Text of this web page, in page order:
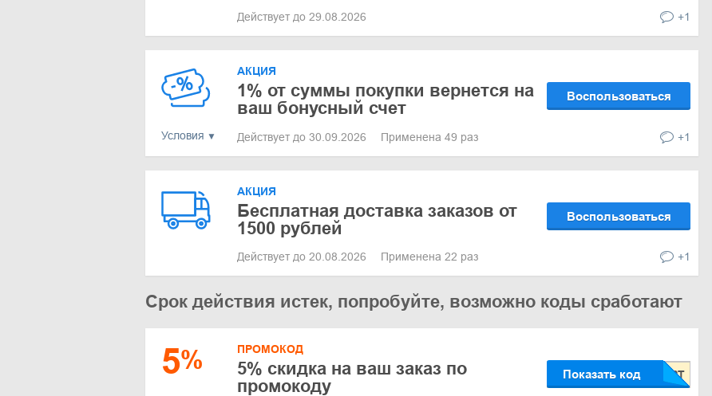
Действует до 29.08.2026 +1
Условия
АКЦИЯ
1% от суммы покупки вернется на
ваш бонусный счет
Воспользоваться
Действует до 30.09.2026 Применена 49 раз +1
АКЦИЯ
Бесплатная доставка заказов от
1500 рублей
Воспользоваться
Действует до 20.08.2026 Применена 22 раз +1
Срок действия истек, попробуйте, возможно коды сработают
5% ПРОМОКОД
5% скидка на ваш заказ по
промокоду
Показать код